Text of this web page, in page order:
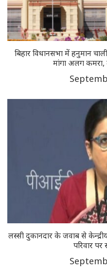
बिहार विधानसभा में हनुमान
मांगा अलग कमरा,
लस्सी दुकानदार के जवाब से केन्द्रीय
परिवार